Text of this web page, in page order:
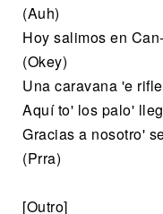
(Auh)
Hoy salimos en
(Okey)
Una caravana 'e
Aquí to' los palo'
Gracias a nosotro'
(Prra)
[Outro]